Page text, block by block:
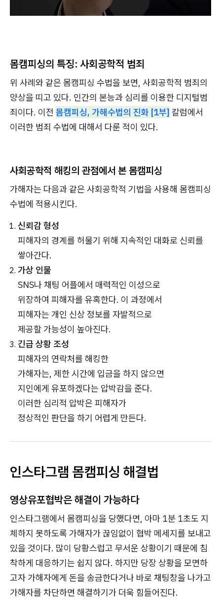
몸캠피싱의 특징: 사회공학적 범죄
위 사례와 같은 몸캠피싱 수법을 보면, 사회공학적 범죄의
양상을 띠고 있다. 인간의 본능과 심리를 이용한 디지털범
죄이다. 이전 몸캠피싱, 가해수법의 진화 [1부] 칼럼에서
이러한 범죄 수법에 대해서 다룬 적이 있다.
사회공학적 해킹의 관점에서 본 몸캠피싱
가해자는 다음과 같은 사회공학적 기법을 사용해 몸캠피싱
수법에 적용시킨다.
신뢰감 형성
피해자의 경계를 허물기 위해 지속적인 대화로 신뢰를
쌓아간다.
가상 인물
SNS나 채팅 어플에서 매력적인 이성으로
위장하여 피해자를 유혹한다. 이 과정에서
피해자는 개인 신상 정보를 자발적으로
제공할 가능성이 높아진다.
긴급 상황 조성
피해자의 연락처를 해킹한
가해자는, 제한 시간에 입금을 하지 않으면
지인에게 유포하겠다는 압박감을 준다.
이러한 심리적 압박은 피해자가
정상적인 판단을 하기 어렵게 만든다.
인스타그램 몸캠피싱 해결법
영상유포협박은 해결이 가능하다
인스타그램에서 몸캠피싱을 당했다면, 아마 1분 1초도 지
체하지 못하도록 가해자가 끊임없이 협박 메세지를 보내고
있을 것이다. 많이 당황스럽고 무서운 상황이기 때문에 침
착하게 대응하기는 쉽지 않다. 하지만 당장 상황을 모면하
고자 가해자에게 돈을 송금한다거나 바로 채팅창을 나가고
가해자를 차단하면 해결하기가 더욱 힘들어진다.